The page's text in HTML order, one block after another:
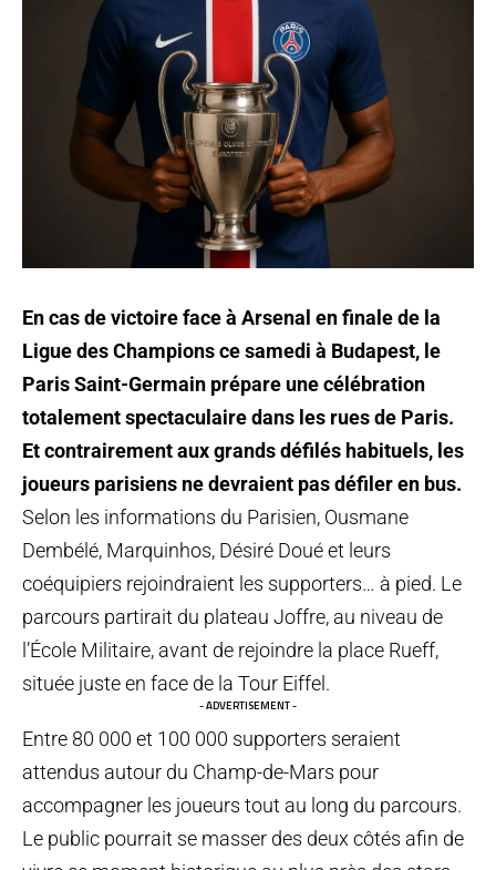
En cas de victoire face à Arsenal en finale de la
Ligue des Champions ce samedi à Budapest, le
Paris Saint-Germain prépare une célébration
totalement spectaculaire dans les rues de Paris.
Et contrairement aux grands défilés habituels, les
joueurs parisiens ne devraient pas défiler en bus.
Selon les informations du Parisien, Ousmane
Dembélé, Marquinhos, Désiré Doué et leurs
coéquipiers rejoindraient les supporters… à pied. Le
parcours partirait du plateau Joffre, au niveau de
l’École Militaire, avant de rejoindre la place Rueff,
située juste en face de la Tour Eiffel.
- ADVERTISEMENT -
Entre 80 000 et 100 000 supporters seraient
attendus autour du Champ-de-Mars pour
accompagner les joueurs tout au long du parcours.
Le public pourrait se masser des deux côtés afin de